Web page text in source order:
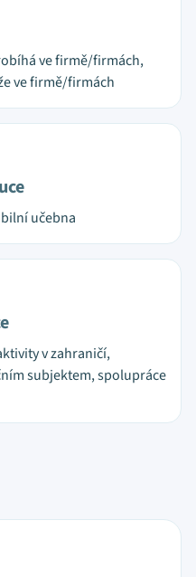
ve firmě/firmách,
ve firmě/firmách
učebna
v zahraničí,
subjektem, spolupráce